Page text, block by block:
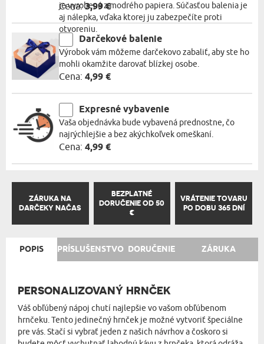
je vyrobená z modrého papiera. Súčasťou balenia je
aj nálepka, vďaka ktorej ju zabezpečíte proti
otvoreniu.
Cena:3,99 €
Darčekové balenie
Výrobok vám môžeme darčekovo zabaliť, aby ste ho
mohli okamžite darovať blízkej osobe.
Cena: 4,99 €
Expresné vybavenie
Vaša objednávka bude vybavená prednostne, čo
najrýchlejšie a bez akýchkoľvek omeškaní.
Cena: 4,99 €
ZÁRUKA NA
DARČEKY NAČAS
BEZPLATNÉ
DORUČENIE OD 50
€
VRÁTENIE TOVARU
PO DOBU 365 DNÍ
POPIS PRÍSLUŠENSTVO DORUČENIE ZÁRUKA
PERSONALIZOVANÝ HRNČEK
Váš obľúbený nápoj chutí najlepšie vo vašom obľúbenom
hrnčeku. Tento jedinečný hrnček je možné vytvoriť špeciálne
pre vás. Stačí si vybrať jeden z našich návrhov a čoskoro si